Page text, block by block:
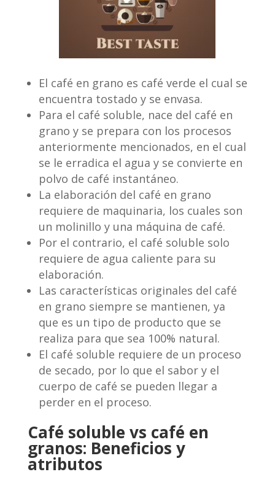
El café en grano es café verde el cual se
encuentra tostado y se envasa.
Para el café soluble, nace del café en
grano y se prepara con los procesos
anteriormente mencionados, en el cual
se le erradica el agua y se convierte en
polvo de café instantáneo.
La elaboración del café en grano
requiere de maquinaria, los cuales son
un molinillo y una máquina de café.
Por el contrario, el café soluble solo
requiere de agua caliente para su
elaboración.
Las características originales del café
en grano siempre se mantienen, ya
que es un tipo de producto que se
realiza para que sea 100% natural.
El café soluble requiere de un proceso
de secado, por lo que el sabor y el
cuerpo de café se pueden llegar a
perder en el proceso.
Café soluble vs café en
granos: Beneficios y
atributos